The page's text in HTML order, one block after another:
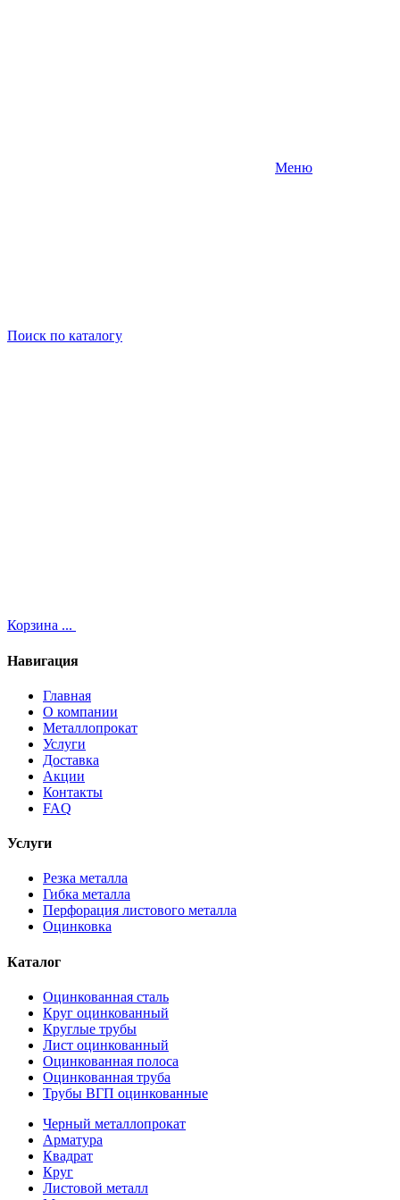
Меню
Поиск по каталогу
Корзина ...
Навигация
Главная
О компании
Металлопрокат
Услуги
Доставка
Акции
Контакты
FAQ
Услуги
Резка металла
Гибка металла
Перфорация листового металла
Оцинковка
Каталог
Оцинкованная сталь
Круг оцинкованный
Круглые трубы
Лист оцинкованный
Оцинкованная полоса
Оцинкованная труба
Трубы ВГП оцинкованные
Черный металлопрокат
Арматура
Квадрат
Круг
Листовой металл